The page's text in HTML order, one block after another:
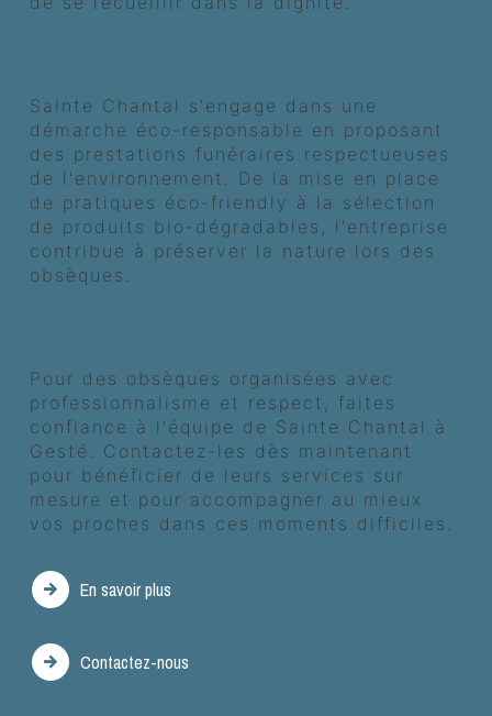
Sainte Chantal s'engage dans une
démarche éco-responsable en proposant
des prestations funéraires respectueuses
de l'environnement. De la mise en place
de pratiques éco-friendly à la sélection
de produits bio-dégradables, l'entreprise
contribue à préserver la nature lors des
obsèques.
Pour des obsèques organisées avec
professionnalisme et respect, faites
confiance à l'équipe de Sainte Chantal à
Gesté. Contactez-les dès maintenant
pour bénéficier de leurs services sur
mesure et pour accompagner au mieux
vos proches dans ces moments difficiles.
En savoir plus
Contactez-nous